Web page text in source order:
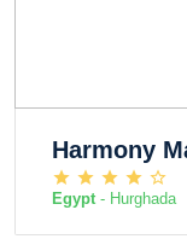
Harmony
Egypt - Hurghada